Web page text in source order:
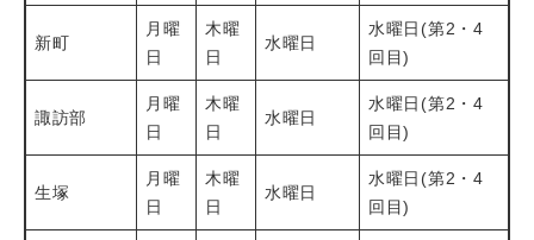
新町
月曜
日
木曜
日
水曜日
水曜日(第2・4
回目)
諏訪部
月曜
日
木曜
日
水曜日
水曜日(第2・4
回目)
生塚
月曜
日
木曜
日
水曜日
水曜日(第2・4
回目)